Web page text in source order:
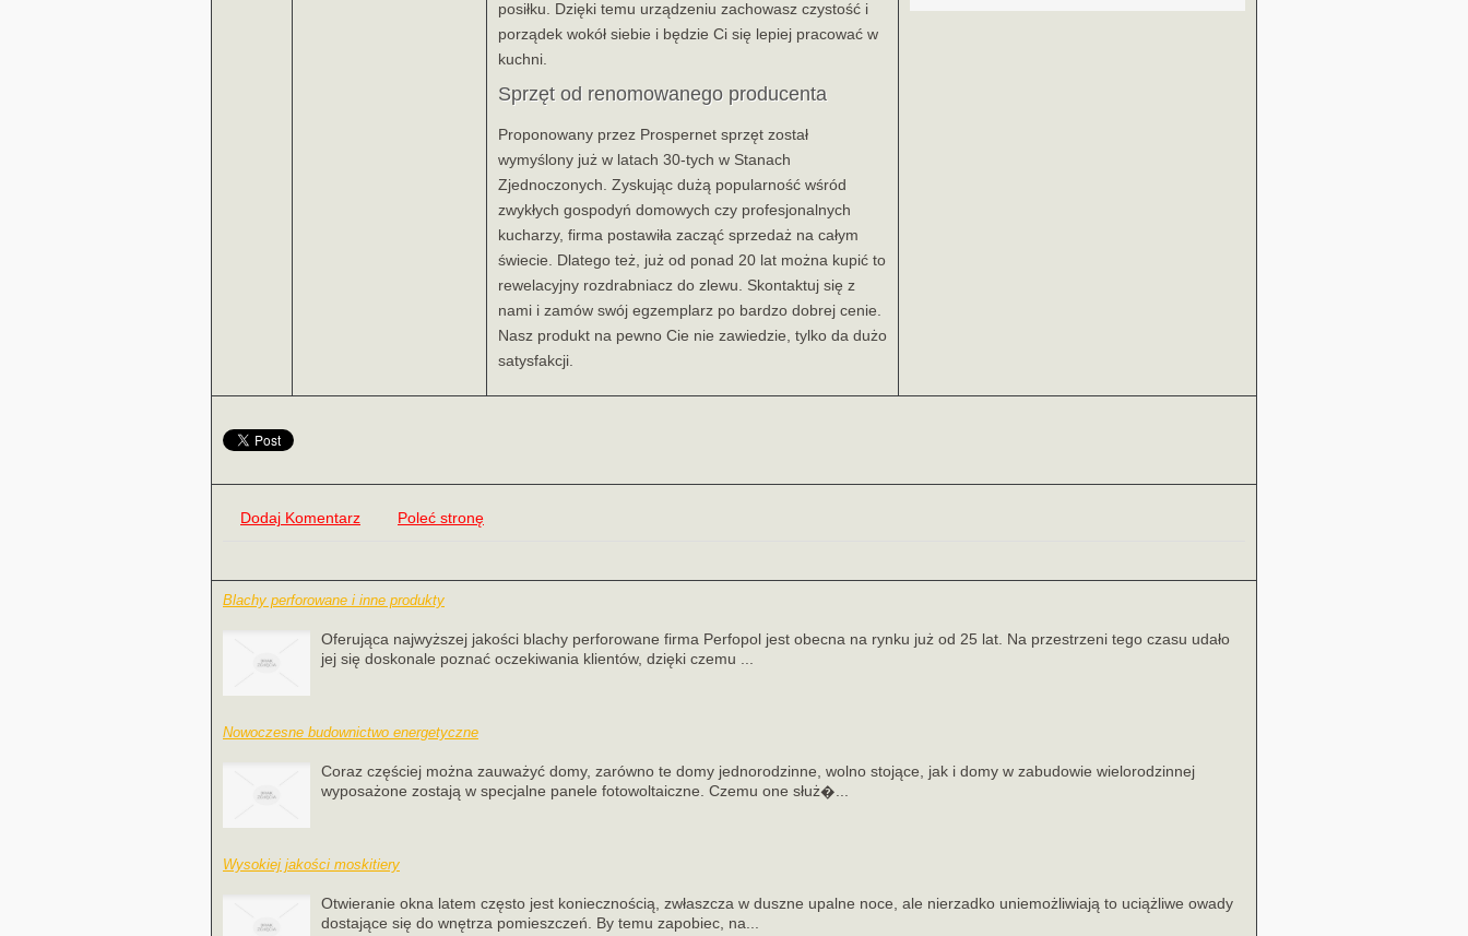
posiłku. Dzięki temu urządzeniu zachowasz czystość i
porządek wokół siebie i będzie Ci się lepiej pracować w
kuchni.
Sprzęt od renomowanego producenta
Proponowany przez Prospernet sprzęt został
wymyślony już w latach 30-tych w Stanach
Zjednoczonych. Zyskując dużą popularność wśród
zwykłych gospodyń domowych czy profesjonalnych
kucharzy, firma postawiła zacząć sprzedaż na całym
świecie. Dlatego też, już od ponad 20 lat można kupić to
rewelacyjny rozdrabniacz do zlewu. Skontaktuj się z
nami i zamów swój egzemplarz po bardzo dobrej cenie.
Nasz produkt na pewno Cie nie zawiedzie, tylko da dużo
satysfakcji.
Dodaj Komentarz Poleć stronę
Blachy perforowane i inne produkty
Oferująca najwyższej jakości blachy perforowane firma Perfopol jest obecna na rynku już od 25 lat. Na przestrzeni tego czasu udało
jej się doskonale poznać oczekiwania klientów, dzięki czemu ...
Nowoczesne budownictwo energetyczne
Coraz częściej można zauważyć domy, zarówno te domy jednorodzinne, wolno stojące, jak i domy w zabudowie wielorodzinnej
wyposażone zostają w specjalne panele fotowoltaiczne. Czemu one służ�...
Wysokiej jakości moskitiery
Otwieranie okna latem często jest koniecznością, zwłaszcza w duszne upalne noce, ale nierzadko uniemożliwiają to uciążliwe owady
dostające się do wnętrza pomieszczeń. By temu zapobiec, na...